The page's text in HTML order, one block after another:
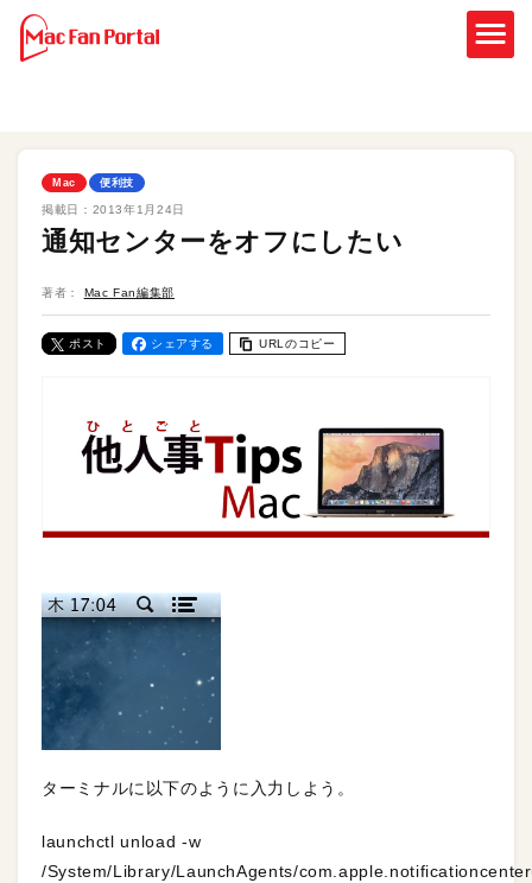
Mac 便利技
掲載日： 2013年1月24日
通知センターをオフにしたい
著者： Mac Fan編集部
ポスト シェアする URLのコピー
ターミナルに以下のように入力しよう。
launchctl unload -w
/System/Library/LaunchAgents/